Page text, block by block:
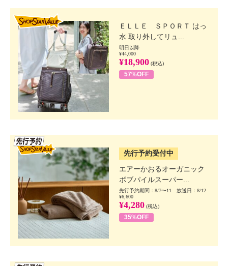
ＥＬＬＥ ＳＰＯＲＴ はっ
水 取り外してリュ...
明日以降
¥44,000
¥18,900 (税込)
57%OFF
先行予約受付中
エアーかおるオーガニック
ボブパイルスーパー...
先行予約期間：8/7〜11 放送日：8/12
¥6,600
¥4,280 (税込)
35%OFF